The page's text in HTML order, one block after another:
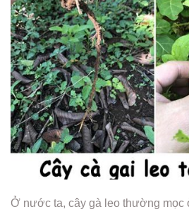
Ở nước ta, cây gà leo thường mọc